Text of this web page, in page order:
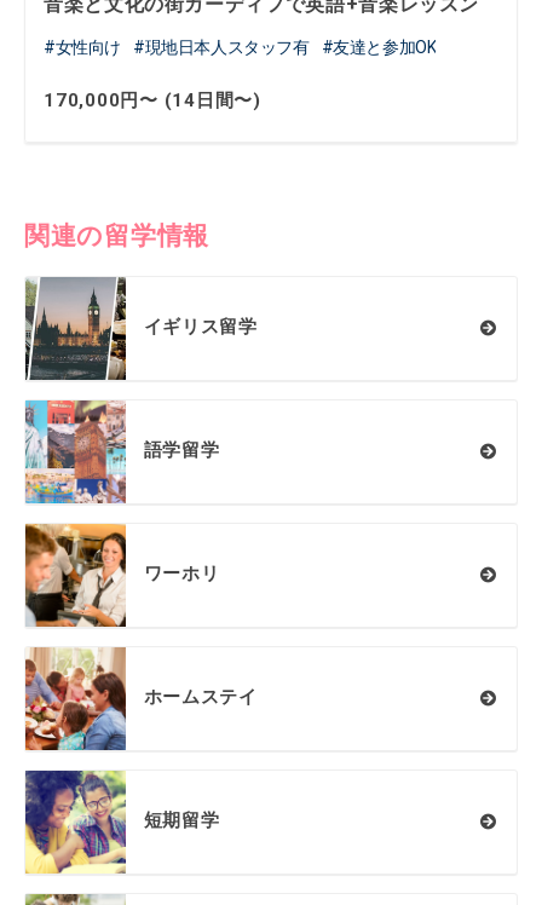
女性向け 現地日本人スタッフ有 友達と参加OK
170,000円〜 (14日間〜)
関連の留学情報
イギリス留学
語学留学
ワーホリ
ホームステイ
短期留学